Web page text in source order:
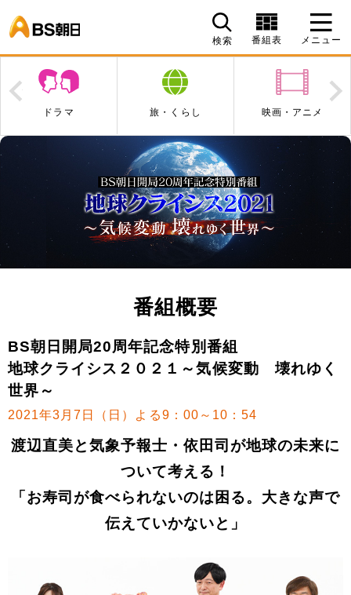
検索 番組表 メニュー
旅・くらし 映画・アニメ エンタメ・音楽
Prev
番組概要
BS朝日開局20周年記念特別番組
地球クライシス２０２１～気候変動 壊れゆく
世界～
2021年3月7日（日）よる9：00～10：54
渡辺直美と気象予報士・依田司が地球の未来に
ついて考える！
「お寿司が食べられないのは困る。大きな声で
伝えていかないと」